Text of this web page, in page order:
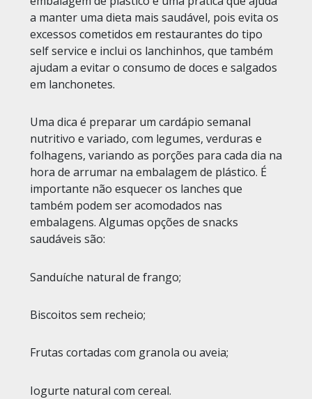
a manter uma dieta mais saudável, pois evita os
excessos cometidos em restaurantes do tipo
self service e inclui os lanchinhos, que também
ajudam a evitar o consumo de doces e salgados
em lanchonetes.
Uma dica é preparar um cardápio semanal
nutritivo e variado, com legumes, verduras e
folhagens, variando as porções para cada dia na
hora de arrumar na embalagem de plástico. É
importante não esquecer os lanches que
também podem ser acomodados nas
embalagens. Algumas opções de snacks
saudáveis são:
Sanduíche natural de frango;
Biscoitos sem recheio;
Frutas cortadas com granola ou aveia;
Iogurte natural com cereal.